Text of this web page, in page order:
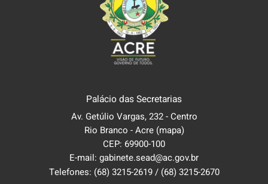
Palácio das Secretarias
Av. Getúlio Vargas, 232 - Centro
Rio Branco - Acre (mapa)
CEP: 69900-100
E-mail: gabinete.sead@ac.gov.br
Telefones: (68) 3215-2619/ (68) 3215-2670